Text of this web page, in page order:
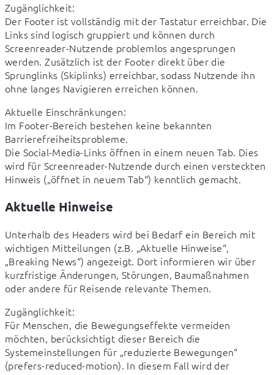
Zugänglichkeit:
Der Footer ist vollständig mit der Tastatur erreichbar. Die
Links sind logisch gruppiert und können durch
Screenreader-Nutzende problemlos angesprungen
werden. Zusätzlich ist der Footer direkt über die
Sprunglinks (Skiplinks) erreichbar, sodass Nutzende ihn
ohne langes Navigieren erreichen können.
Aktuelle Einschränkungen:
Im Footer-Bereich bestehen keine bekannten
Barrierefreiheitsprobleme.
Die Social-Media-Links öffnen in einem neuen Tab. Dies
wird für Screenreader-Nutzende durch einen versteckten
Hinweis („öffnet in neuem Tab“) kenntlich gemacht.
Aktuelle Hinweise
Unterhalb des Headers wird bei Bedarf ein Bereich mit
wichtigen Mitteilungen (z.B. „Aktuelle Hinweise“,
„Breaking News“) angezeigt. Dort informieren wir über
kurzfristige Änderungen, Störungen, Baumaßnahmen
oder andere für Reisende relevante Themen.
Zugänglichkeit:
Für Menschen, die Bewegungseffekte vermeiden
möchten, berücksichtigt dieser Bereich die
Systemeinstellungen für „reduzierte Bewegungen“
(prefers-reduced-motion). In diesem Fall wird der